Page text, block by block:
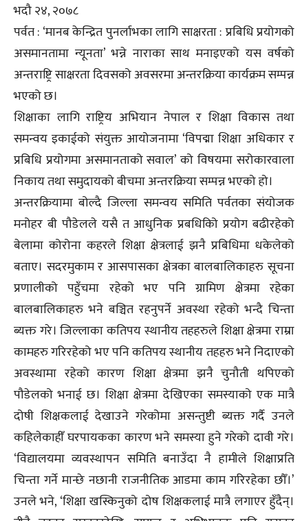
भदौ २४, २०७८
पर्वत : ‘मानब केन्द्रित पुनर्लाभका लागि साक्षरता : प्रबिधि प्रयोगको
असमानतामा न्यूनता’ भन्ने नाराका साथ मनाइएको यस वर्षको
अन्तराष्ट्रि साक्षरता दिवसको अवसरमा अन्तरक्रिया कार्यक्रम सम्पन्न
भएको छ।
शिक्षाका लागि राष्ट्रिय अभियान नेपाल र शिक्षा विकास तथा
समन्वय इकाईको संयुक्त आयोजनामा ‘विपद्मा शिक्षा अधिकार र
प्रबिधि प्रयोगमा असमानताको सवाल’ को विषयमा सरोकारवाला
निकाय तथा समुदायको बीचमा अन्तरक्रिया सम्पन्न भएको हो।
अन्तरक्रियामा बोल्दै जिल्ला समन्वय समिति पर्वतका संयोजक
मनोहर बी पौडेलले यसै त आधुनिक प्रबधिकिो प्रयोग बढीरहेको
बेलामा कोरोना कहरले शिक्षा क्षेत्रलाई झनै प्रबिधिमा धकेलेको
बताए। सदरमुकाम र आसपासका क्षेत्रका बालबालिकाहरु सूचना
प्रणालीको पहुँचमा रहेको भए पनि ग्रामिण क्षेत्रमा रहेका
बालबालिकाहरु भने बञ्चित रहनुपर्ने अवस्था रहेको भन्दै चिन्ता
ब्यक्त गरे। जिल्लाका कतिपय स्थानीय तहहरुले शिक्षा क्षेत्रमा राम्रा
कामहरु गरिरहेको भए पनि कतिपय स्थानीय तहहरु भने निदाएको
अवस्थामा रहेको कारण शिक्षा क्षेत्रमा झनै चुनौती थपिएको
पौडेलको भनाई छ। शिक्षा क्षेत्रमा देखिएका समस्याको एक मात्रै
दोषी शिक्षकलाई देखाउने गरेकोमा असन्तुष्टी ब्यक्त गर्दै उनले
कहिलेकाहीँ घरपायकका कारण भने समस्या हुने गरेको दावी गरे।
‘विद्यालयमा व्यवस्थापन समिति बनाउँदा नै हामीले शिक्षाप्रति
चिन्ता गर्ने मान्छे नछानी राजनीतिक आडमा काम गरिरहेका छौँ।’
उनले भने, ‘शिक्षा खस्किनुको दोष शिक्षकलाई मात्रै लगाएर हुँदैन्।